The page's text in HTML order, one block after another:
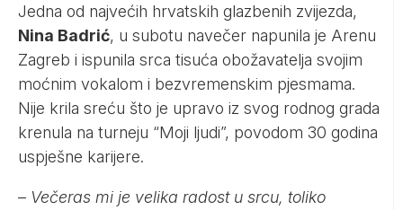
Jedna od najvećih hrvatskih glazbenih zvijezda,
Nina Badrić, u subotu navečer napunila je Arenu
Zagreb i ispunila srca tisuća obožavatelja svojim
moćnim vokalom i bezvremenskim pjesmama.
Nije krila sreću što je upravo iz svog rodnog grada
krenula na turneju “Moji ljudi”, povodom 30 godina
uspješne karijere.
– Večeras mi je velika radost u srcu, toliko